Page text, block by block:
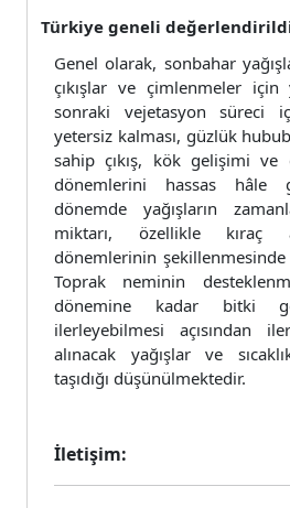
Türkiye geneli
Genel olarak, sonbahar
çıkışlar ve çimlenmeler
sonraki vejetasyon süreci
yetersiz kalması, güzlük
sahip çıkış, kök gelişimi ve
dönemlerini hassas hâle
dönemde yağışların
miktarı, özellikle kıraç
dönemlerinin şekillenmesinde
Toprak neminin
dönemine kadar bitki
ilerleyebilmesi açısından
alınacak yağışlar ve
taşıdığı düşünülmektedir.
İletişim: